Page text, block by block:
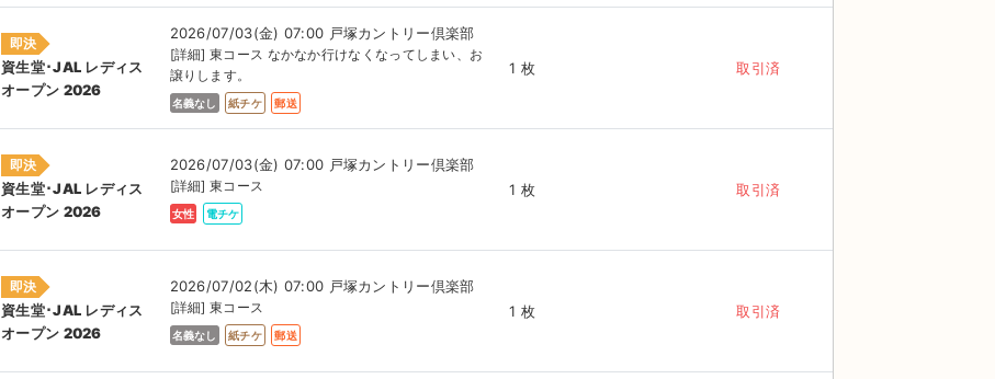
即決
資生堂･JAL レディス
オープン 2026
2026/07/03(金) 07:00 戸塚カントリー倶楽部
[詳細] 東コース なかなか行けなくなってしまい、お
譲りします。
名義なし 紙チケ 郵送
1 枚 取引済
即決
資生堂･JAL レディス
オープン 2026
2026/07/03(金) 07:00 戸塚カントリー倶楽部
[詳細] 東コース
女性 電チケ
1 枚 取引済
即決
資生堂･JAL レディス
オープン 2026
2026/07/02(木) 07:00 戸塚カントリー倶楽部
[詳細] 東コース
名義なし 紙チケ 郵送
1 枚 取引済